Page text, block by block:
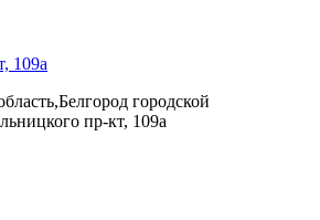
109а
городской
пр-кт, 109а